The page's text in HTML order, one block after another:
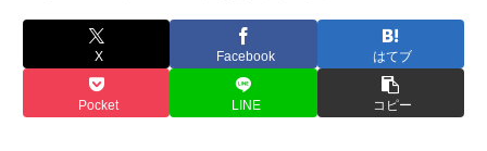
X Facebook はてブ
Pocket LINE コピー